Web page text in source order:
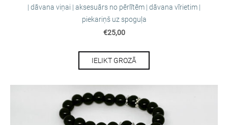
| dāvana viņai | aksesuārs no pērlītēm | dāvana vīrietim |
piekariņš uz spoguļa
€25,00
IELIKT GROZĀ